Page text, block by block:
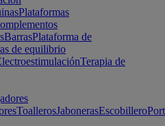
Plataformas
BarrasPlataforma de
de equilibrio
Terapia de
ToallerosJabonerasEscobillero